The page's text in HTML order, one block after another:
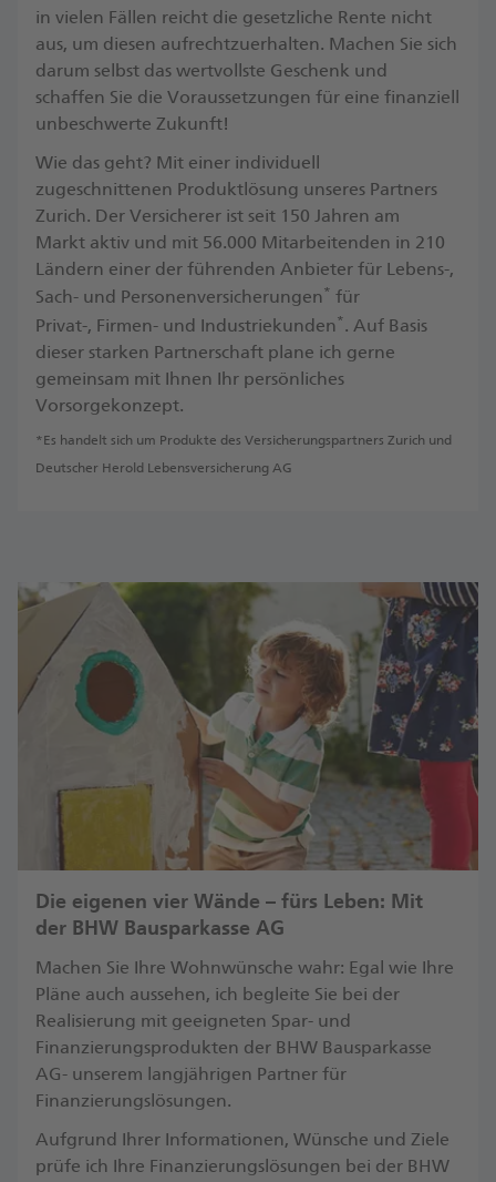
in vielen Fällen reicht die gesetzliche Rente nicht
aus, um diesen aufrechtzuerhalten. Machen Sie sich
darum selbst das wertvollste Geschenk und
schaffen Sie die Voraussetzungen für eine finanziell
unbeschwerte Zukunft! ​
Wie das geht? Mit einer individuell
zugeschnittenen Produktlösung unseres Partners
Zurich. Der Versicherer ist seit 150 Jahren am
Markt aktiv und mit 56.000 Mitarbeitenden in 210
Ländern einer der führenden Anbieter für Lebens-,
Sach- und Personenversicherungen* für
Privat-, Firmen- und Industriekunden*. ​Auf Basis
dieser starken Partnerschaft plane ich gerne
gemeinsam mit Ihnen Ihr persönliches
Vorsorgekonzept.
*Es handelt sich um Produkte des Versicherungspartners Zurich und
Deutscher Herold Lebensversicherung AG
Die eigenen vier Wände – fürs Leben: Mit
der BHW Bausparkasse AG
Machen Sie Ihre Wohnwünsche wahr: Egal wie Ihre
Pläne auch aussehen, ich begleite Sie bei der
Realisierung mit geeigneten Spar- und
Finanzierungsprodukten der BHW Bausparkasse
AG- unserem langjährigen Partner für
Finanzierungslösungen.
Aufgrund Ihrer Informationen, Wünsche und Ziele
prüfe ich Ihre Finanzierungslösungen bei der BHW